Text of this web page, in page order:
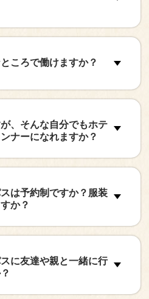
ころで働けますか？
、そんな自分でもホテ
ナーになれますか？
は予約制ですか？服装
か？
に友達や親と一緒に行